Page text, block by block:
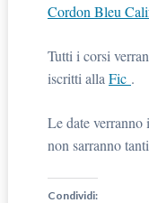
Cordon Bleu
Tutti i corsi
iscritti alla Fic .
Le date
non sarranno
Condividi: